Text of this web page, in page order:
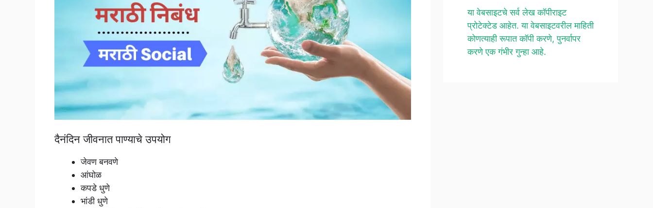
दैनंदिन जीवनात पाण्याचे उपयोग
जेवण बनवणे
आंघोळ
कपडे धुणे
भांडी धुणे
या वेबसाइटचे सर्व लेख कॉपीराइट
प्रोटेक्टेड आहेत. या वेबसाइटवरील माहिती
कोणत्याही रूपात कॉपी करणे, पुनर्वापर
करणे एक गंभीर गुन्हा आहे.